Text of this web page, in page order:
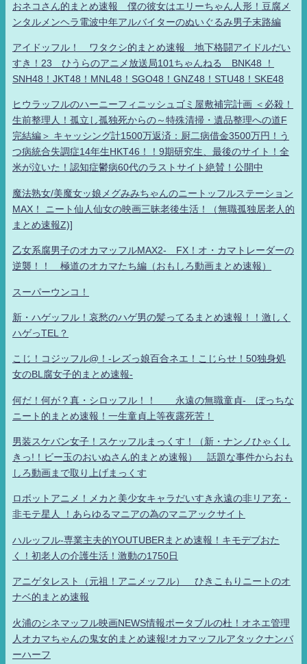
おネコさん的まとめ速報 僕の彼女はエリーちゃん人形！豆腐メ
ンタルメンヘラ電波中年アルバイターのぬいぐるみ男子末路編
アイドッフル！ ワタクシ的まとめ速報 地下格闘アイドルだい
すき！23 ひうらのアニメ放送局101ちゃんねる BNK48 ！
SNH48！JKT48！MNL48！SGO48！GNZ48！STU48！SKE48
ヒウラッフルのハーニーフィニッシュゴミ屋敷補完計画 ＜必殺！
生前整理人！孤立し孤独死からの～特殊清掃・遺品整理への道F
完結編＞ キャッシング計1500万返済：厨二病借金3500万円！う
つ病統合失調症14年生HKT46！！9期研究生、最後のサイト！全
米が泣いた！認知症鬱病60代のラストサイト絶賛！公開中
魔法熟女/美魔女ッ娘メグみみちゃんのニートッフルステーション
MAX！ ニート仙人仙女の映画三昧老後生活！（無職孤独居老人的
まとめ速報Z)]
乙女系腐男子のオカマッフルMAX2- FX！オ・カマトレーダーの
逆襲！！ 極道のオカマたち編（おもしろ動画まとめ速報）
スーパーウンコ！
新・ハゲッフル！哀愁のハゲ男の髪ってるまとめ速報！！激しく
ハゲっTEL？
こじ！コジッフル@！-レズっ娘百合ネエ！こじらせ！50独身処
女のBL腐女子的まとめ速報-
何だ！何が？真・シロッフル！！ 永遠の無職童貞- ぼっちな
ニート的まとめ速報！一生童貞上等夜露死苦！
男装スケバン女子！スケッフルまっくす！（新・ナンノひゃくし
きっ!！ビー玉のおいぬさん的まとめ速報） 話題な事件からおも
しろ動画まで取り上げまっくす
ロボットアニメ！メカと美少女キャラだいすき永遠の非リア充・
非モテ星人 ！あらゆるマニアの為のマニアックサイト
ハルッフル-専業主夫的YOUTUBERまとめ速報！キモデブおた
く！初老人の介護生活！激動の1750日
アニゲタレスト（元祖！アニメッフル） ひきこもりニートのオ
ナベ的まとめ速報
火浦のシネマッフル映画NEWS情報ポータブルの杜！オネエ管理
人オカマちゃんの鬼女的まとめ速報!オカマッフルアタックナンバ
ーハーフ